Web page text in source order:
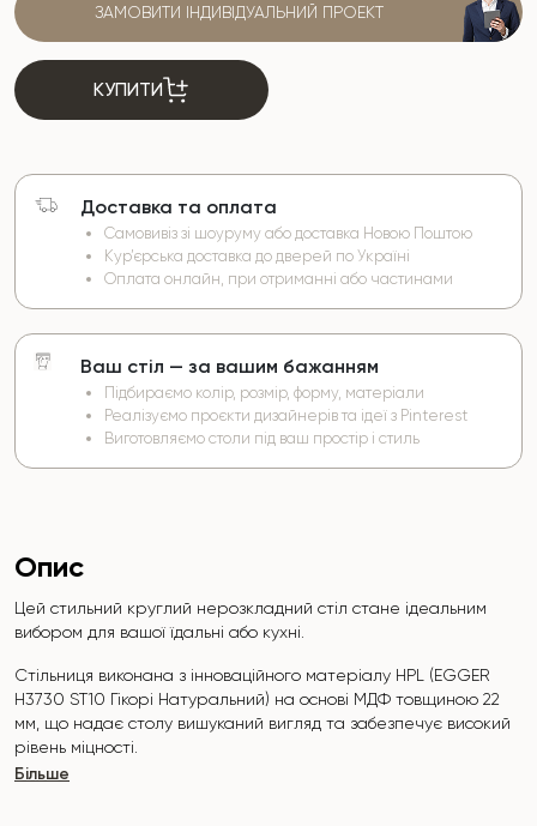
ЗАМОВИТИ ІНДИВІДУАЛЬНИЙ ПРОЕКТ
КУПИТИ
Доставка та оплата
Самовивіз зі шоуруму або доставка Новою Поштою
Кур’єрська доставка до дверей по Україні
Оплата онлайн, при отриманні або частинами
Ваш стіл — за вашим бажанням
Підбираємо колір, розмір, форму, матеріали
Реалізуємо проєкти дизайнерів та ідеї з Pinterest
Виготовляємо столи під ваш простір і стиль
Опис
Цей стильний круглий нерозкладний стіл стане ідеальним
вибором для вашої їдальні або кухні.
Стільниця виконана з інноваційного матеріалу HPL (EGGER
H3730 ST10 Гікорі Натуральний) на основі МДФ товщиною 22
мм, що надає столу вишуканий вигляд та забезпечує високий
рівень міцності.
Більше